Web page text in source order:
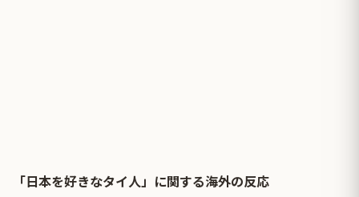
「日本を好きなタイ人」に関する海外の反応